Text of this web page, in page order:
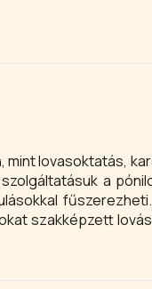
lovasoktatás,
a
szakképzett